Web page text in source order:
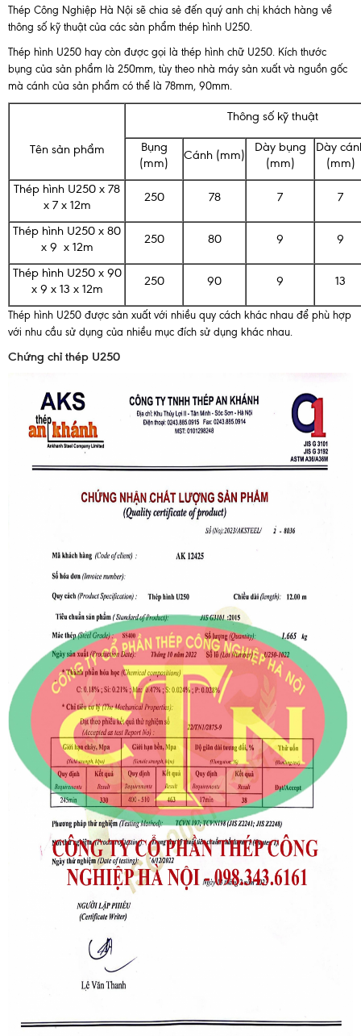
Thép Công Nghiệp Hà Nội sẽ chia sẻ đến quý anh chị khách hàng về
thông số kỹ thuật của các sản phẩm thép hình U250.
Thép hình U250 hay còn được gọi là thép hình chữ U250. Kích thước
bụng của sản phẩm là 250mm, tùy theo nhà máy sản xuất và nguồn gốc
mà cánh của sản phẩm có thể là 78mm, 90mm.
Tên sản phẩm
Thông số kỹ thuật
Bụng
(mm)
Cánh (mm)
Dày bụng
(mm)
Dày
(mm)
Thép hình U250 x 78
x 7 x 12m
250 78 7 7
Thép hình U250 x 80
x 9 x 12m
250 80 9 9
Thép hình U250 x 90
x 9 x 13 x 12m
250 90 9 13
Thép hình U250 được sản xuất với nhiều quy cách khác nhau để phù hợp
với nhu cầu sử dụng của nhiều mục đích sử dụng khác nhau.
Chứng chỉ thép U250